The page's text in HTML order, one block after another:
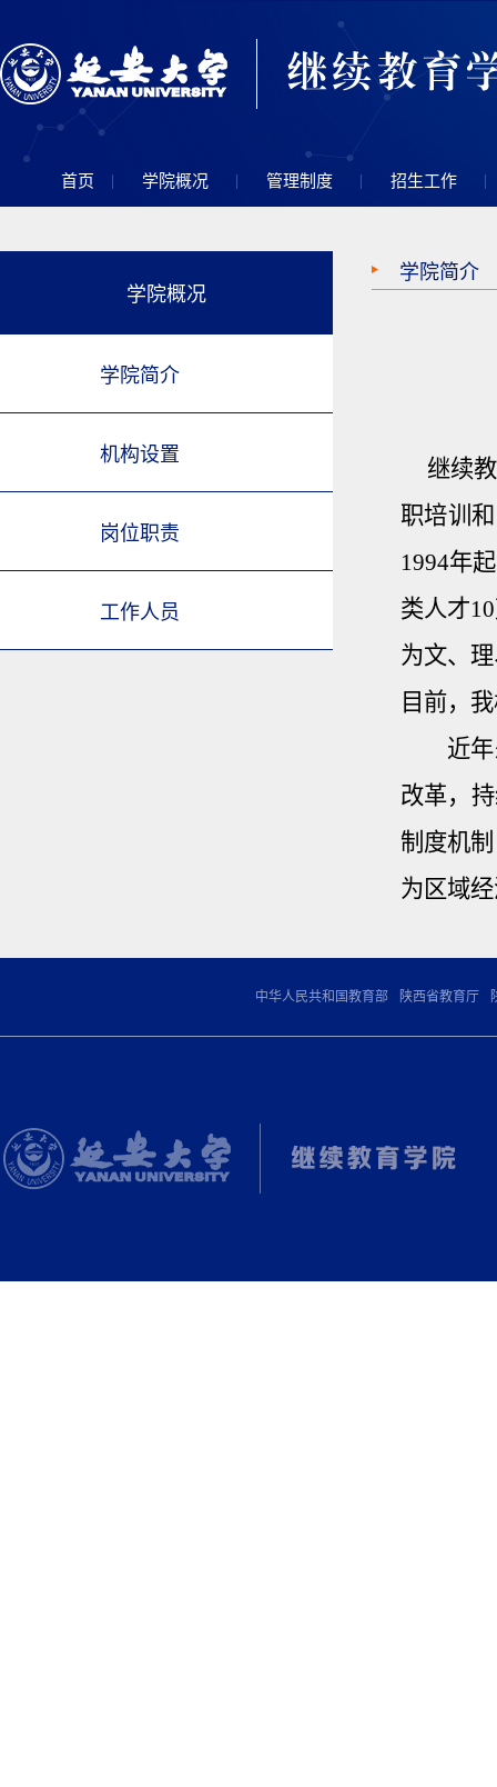
首页 | 学院概况 | 管理制度 | 招生工作 |
学院概况
学院简介
机构设置
岗位职责
工作人员
学院简介
继续
职培训
1994年
类人才10
为文、
目前，
近
改革，
制度机
为区域
中华人民共和国教育部 陕西省教育厅